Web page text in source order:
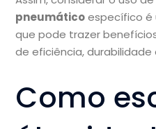
pneumáticoespecífico é
que pode trazer
de eficiência, durabilidade
Como